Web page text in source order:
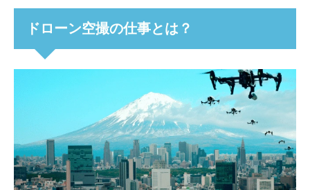
ドローン空撮の仕事とは？